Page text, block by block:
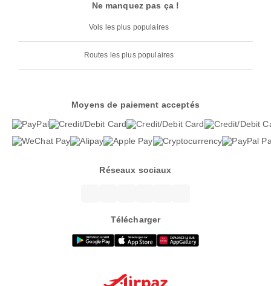
Ne manquez pas ça !
Vols les plus populaires
Routes les plus populaires
Moyens de paiement acceptés
Réseaux sociaux
Télécharger